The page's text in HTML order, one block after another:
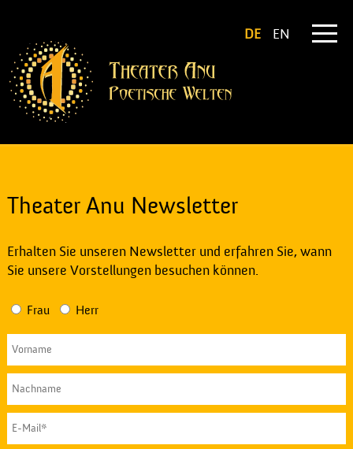
DE EN
Theater Anu Newsletter
Erhalten Sie unseren Newsletter und erfahren Sie, wann
Sie unsere Vorstellungen besuchen können.
Frau Herr